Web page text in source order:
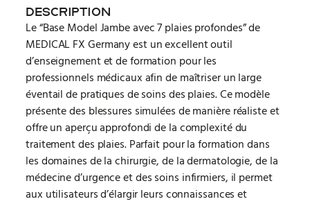
DESCRIPTION
Le “Base Model Jambe avec 7 plaies profondes” de
MEDICAL FX Germany est un excellent outil
d’enseignement et de formation pour les
professionnels médicaux afin de maîtriser un large
éventail de pratiques de soins des plaies. Ce modèle
présente des blessures simulées de manière réaliste et
offre un aperçu approfondi de la complexité du
traitement des plaies. Parfait pour la formation dans
les domaines de la chirurgie, de la dermatologie, de la
médecine d’urgence et des soins infirmiers, il permet
aux utilisateurs d’élargir leurs connaissances et